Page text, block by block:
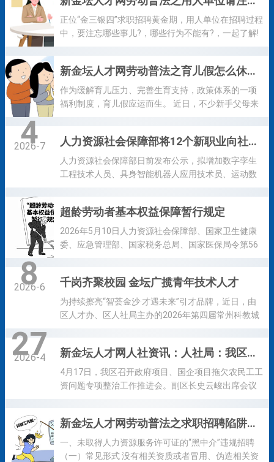
定。 符合规定已提前退休的劳动者，退休后被用人单
位招用的，依照本规定执行。 第三条各级人力资源社
会保障、卫生健康...
力资源服务许可证的机构，在人员聚集地招工，或借
助各类公众号、小程序、网页网站、互联网群组、视
频号及图文账号平台等发布招聘信息，或购买专业网
信息等。 （二）避坑指南 1.核验有关证照。按照《就
业促进法》《人力资源市场暂行条例》等法律法规规
定，从事职业中介活动、网络招聘服务，应依法向人
力资源社会保障行政部门申请行政许可；开展职业中
介活动，应当明示营业执...
正位“金三银四”求职招聘黄金期，用人单位在招聘过程
中，要注忘哪些事儿?，哪些行为不能有?，一起了解!
用人单位依法亨有自主用人的权利。用人单位招用人
条件。 用人单位可以通过下列途径自主招用人员：
1、委托公共就业服务机构或职业中介机构; 2、参加职
业招聘洽谈会; 3、委托报纸、广播、电视、互联网站
径。 用人单位委托公共就业服务机构或职业中介机构
招用人员，或者参加招聘洽谈会时，应当供招用人员
简章，并出示营业执照(副本)...
新金坛人才网劳动普法之育儿假怎么休？工资怎么算？
作为缓解育儿压力、完善生育支持，政策体系的一项
福利制度，育儿假应运而生。 近日，不少新手父母来
儿假可以叠加休吗？今天，小编带你重温关于育儿假
的知识。 1、育儿假具有强制性吗？ 答：是的！2022
年2月10日，江苏省委、省政府印发《关于优化生育政
障生育妇女休假合法权益。推动实行父母育儿假制
度，子女3周岁之前，夫妻双方每年分别享受10天的育
儿假。 2、育儿假怎么休？影响工资待遇吗...
4
2026-7 人力资源社会保障部将12个新职业向社会公示
人力资源社会保障部日前发布公示，拟增加数字孪生
工程技术人员、具身智能机器人应用技术员、运动数
改造设计师等新工种。 2025年9月，人力资源社会保
障部面向社会公开征集新职业信息，经有关机构和单
位申报、专家评审论证、书面征求中央和国家机关有
至2026年7月17日。 经公示征求意见、修改完善后，
新职业最终将被纳入国家职业分类大典，相关从业者
能够按规定享受国家有关政策待遇。人社部门还将开
发制定相应的国家职业标准，...
超龄劳动者基本权益保障暂行规定
2026年5月10日人力资源社会保障部、国家卫生健康
委、应急管理部、国家税务总局、国家医保局令第56
动者的权利和义务，根据《全国人民代表大会常务委
员会关于实施渐进式延迟法定退休年龄的决定》及有
关法律规定，制定本规定。 第二条中华人民共和国境
理、从事用人单位安排的有报酬的劳动，适用本规
定。 符合规定已提前退休的劳动者，退休后被用人单
位招用的，依照本规定执行。 第三条各级人力资源社
会保障、卫生健康...
8
2026-6 千岗齐聚校园 金坛广揽青年技术人才
为持续擦亮“智荟金沙·才遇未来”引才品牌，近日，由
区人才办、区人社局主办的2026年第四届常州科教城
家优质用人单位参会，覆盖新能源、高端装备制造、
新材料等重点产业领域。现场累计释放生产技术、设
备运维、装备调试等应用型技术岗位1000余个，高度
业生们详细解读岗位职责、薪资体系、晋升通道及食
宿保障等核心福利，多数企业配套带薪培训、师徒带
教等培养机制，全方位适配应届毕业生职业成长需
27
2026-4 新金坛人才网人社资讯：人社局：我区召开政府项目、国企项目拖欠农民工工资问题专项整治工作推进会
4月17日，我区召开政府项目、国企项目拖欠农民工工
资问题专项整治工作推进会。副区长史云峻出席会议
欠农民工工资问题工作方案》及工程建设领域保障农
民工工资支付责任清单，明确全年整治目标、重点任
务、责任分工和工作举措。与会单位依次作交流发
新金坛人才网劳动普法之求职招聘陷阱风险提醒
一、未取得人力资源服务许可证的“黑中介”违规招聘
（一）常见形式 没有相关资质或者冒用、伪造相关资